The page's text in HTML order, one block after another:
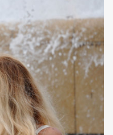
Roma" le 4 avril
en power
(Paris) : chronique
: chronique detaillee.